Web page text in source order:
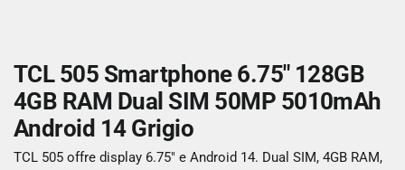
TCL 505 Smartphone 6.75" 128GB
4GB RAM Dual SIM 50MP 5010mAh
Android 14 Grigio
TCL 505 offre display 6.75" e Android 14. Dual SIM, 4GB RAM,